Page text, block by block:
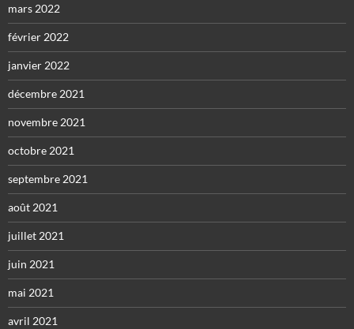
mars 2022
février 2022
janvier 2022
décembre 2021
novembre 2021
octobre 2021
septembre 2021
août 2021
juillet 2021
juin 2021
mai 2021
avril 2021